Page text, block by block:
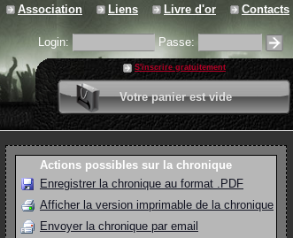
Association Liens Livre d'or Contacts
Login: Passe:
S'inscrire gratuitement
Votre panier est vide
0 article
Valider votre panier
Actions possibles sur la chronique
Enregistrer la chronique au format .PDF
Afficher la version imprimable de la chronique
Envoyer la chronique par email